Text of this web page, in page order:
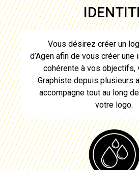
Vous désirez créer un
d’Agen afin de vous créer une
cohérente à vos objectifs,
Graphiste depuis plusieurs
accompagne tout au long
votre logo.